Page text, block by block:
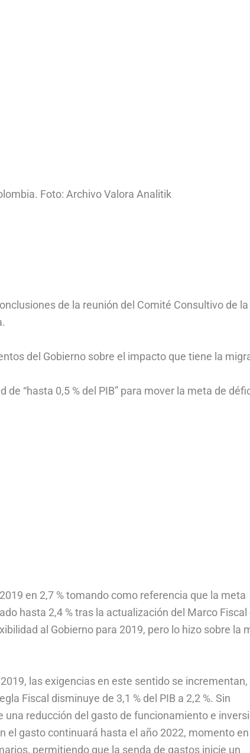
Foto: Archivo Valora Analitik
de la reunión del Comité Consultivo de la
del Gobierno sobre el impacto que tiene la
“hasta 0,5 % del PIB” para mover la meta de
en 2,7 % tomando como referencia que la meta
hasta 2,4 % tras la actualización del Marco Fiscal
al Gobierno para 2019, pero lo hizo sobre la
las exigencias en este sentido se
Fiscal disminuye de 3,1 % del PIB a 2,2 %. Sin
reducción del gasto de funcionamiento e
el gasto continuará hasta el año 2022, momento
permitiendo que la senda de gastos inicie un